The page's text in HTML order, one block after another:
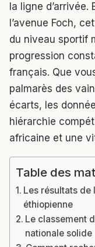
la ligne d’arrivée.
l’avenue Foch,
du niveau sportif
progression
français. Que
palmarès des
écarts, les
hiérarchie
africaine et une
Table des
Les résultats de
éthiopienne
Le classement
nationale solide